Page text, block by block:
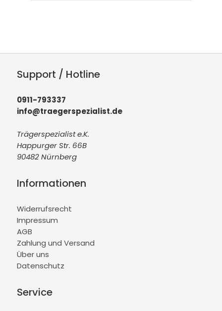
Support / Hotline
0911-793337
info@traegerspezialist.de
Trägerspezialist e.K.
Happurger Str. 66B
90482 Nürnberg
Informationen
Widerrufsrecht
Impressum
AGB
Zahlung und Versand
Über uns
Datenschutz
Service